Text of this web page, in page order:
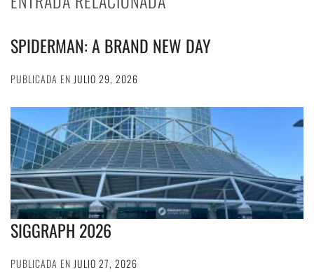
SPIDERMAN: A BRAND NEW DAY
PUBLICADA EN JULIO 29, 2026
SIGGRAPH 2026
PUBLICADA EN JULIO 27, 2026